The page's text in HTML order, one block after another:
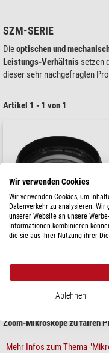
SZM-SERIE
Dieoptischen und
Leistungs-Verhältnis setzen
dieser sehr nachgefragten
Artikel 1 - 1 von 1
mit binokularem oder
verschiedenen, zahlreichen
möglichen Konstellationen,
Zoom-Mikroskope zu fairen
Mehr Infos zum Thema
Wir verwenden Cookies
Wir verwenden Cookies, um
Datenverkehr zu analysieren.
unserer Website an unsere
Informationen kombinieren
die sie aus Ihrer Nutzung ihrer
Ablehnen